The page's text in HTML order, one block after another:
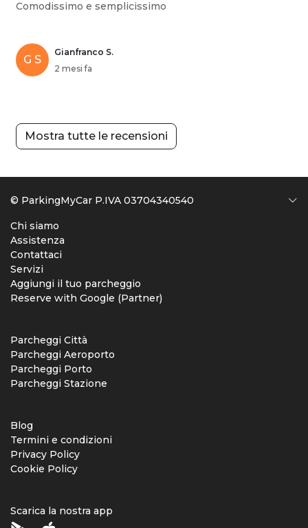
Comodissimo e semplicissimo
G S
Gianfranco S.
2 mesi fa
Mostra tutte le recensioni
© ParkingMyCar P.IVA 03704340540
Chi siamo
Assistenza
Contattaci
Servizi
Aggiungi il tuo parcheggio
Reserve with Google (Partner)
Parcheggi Città
Parcheggi Aeroporto
Parcheggi Porto
Parcheggi Stazione
Blog
Termini e condizioni
Privacy Policy
Cookie Policy
Scarica la nostra app